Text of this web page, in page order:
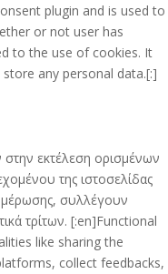
plugin and is used to
or not user has
to the use of cookies. It
any personal data.[:]
εκτέλεση ορισμένων
της ιστοσελίδας
συλλέγουν
τρίτων. [:en]Functional
like sharing the
collect feedbacks,